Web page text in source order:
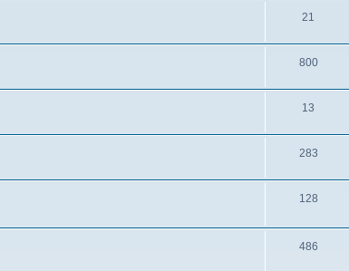
21
800
13
283
128
486